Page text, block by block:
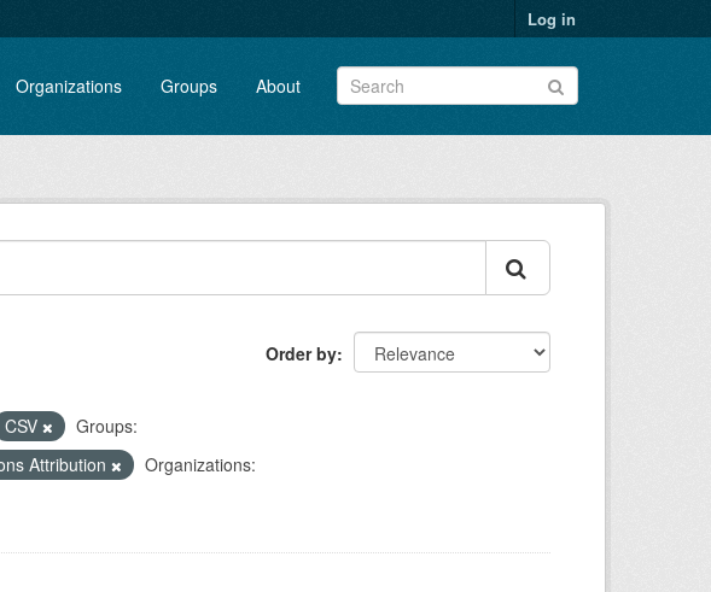
Log in
Organizations Groups About
Order by
CSV
Groups:
Attribution
Organizations: